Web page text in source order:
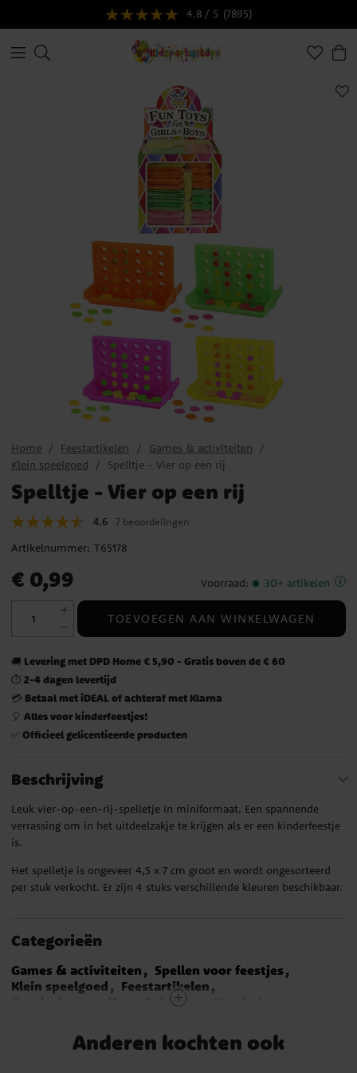
4.8 / 5 (7895)
Home Feestartikelen
Games & activiteiten
Klein speelgoed
Spelltje - Vier op een rij
Spelltje - Vier op een rij
4.6 7 beoordelingen
Artikelnummer: T65178
Prijs:€ 0,99
€ 0,99 Voorraad: 30+ artikelen
TOEVOEGEN AAN WINKELWAGEN
🚚 Levering met DPD Home € 5,90 - Gratis boven de € 60
⏱️ 2-4 dagen levertijd
💳 Betaal met iDEAL of achteraf met Klarna
🎈 Alles voor kinderfeestjes!
✅ Officieel gelicentieerde producten
Beschrijving
Leuk vier-op-een-rij-spelletje in miniformaat. Een spannende
verrassing om in het uitdeelzakje te krijgen als er een kinderfeestje
is.
Het spelletje is ongeveer 4,5 x 7 cm groot en wordt ongesorteerd
per stuk verkocht. Er zijn 4 stuks verschillende kleuren beschikbaar.
Categorieën
Games & activiteiten
Spellen voor feestjes
Klein speelgoed
Feestartikelen
Spiderman Versiering
Minecraft Versiering
Paw Patrol Versiering
Pokémon Versiering
Bouwstenen Versiering
Anderen kochten ook